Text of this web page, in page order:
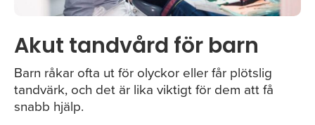
Akut tandvård för barn
Barn råkar ofta ut för olyckor eller får plötslig
tandvärk, och det är lika viktigt för dem att få
snabb hjälp.